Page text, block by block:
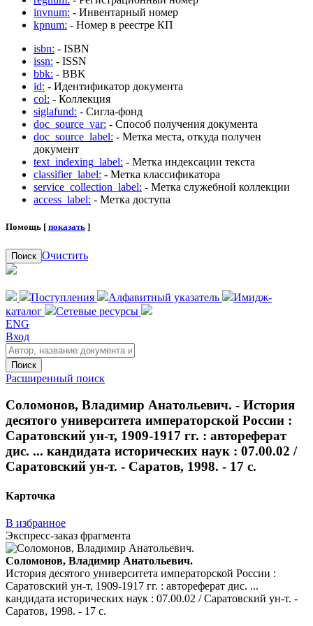
invnum: - Инвентарный номер
kpnum: - Номер в реестре КП
isbn: - ISBN
issn: - ISSN
bbk: - BBK
id: - Идентификатор документа
col: - Коллекция
siglafund: - Сигла-фонд
doc_source_var: - Способ получения документа
doc_source_label: - Метка места, откуда получен
документ
text_indexing_label: - Метка индексации текста
classifier_label: - Метка классификатора
service_collection_label: - Метка служебной коллекции
access_label: - Метка доступа
Помощь [ показать ]
Поиск Очистить
Поступления Алфавитный указатель
Имидж-
каталог
Сетевые ресурсы
ENG
Вход
Поиск
Расширенный поиск
Соломонов, Владимир Анатольевич. - История
десятого университета императорской России :
Саратовский ун-т, 1909-1917 гг. : автореферат
дис. ... кандидата исторических наук : 07.00.02 /
Саратовский ун-т. - Саратов, 1998. - 17 с.
Карточка
В избранное
Экспресс-заказ фрагмента
Соломонов, Владимир Анатольевич.
История десятого университета императорской России :
Саратовский ун-т, 1909-1917 гг. : автореферат дис. ...
кандидата исторических наук : 07.00.02 / Саратовский ун-т. -
Саратов, 1998. - 17 с.